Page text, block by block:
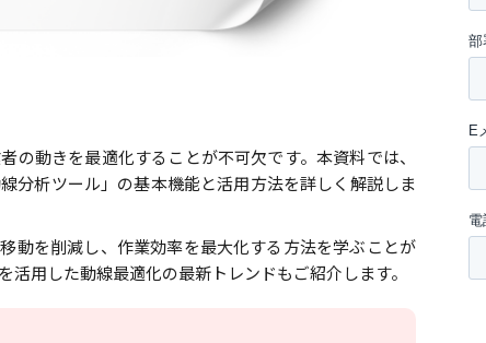
の動きを最適化することが不可欠です。本資料では、
分析ツール」の基本機能と活用方法を詳しく解説しま
動を削減し、作業効率を最大化する方法を学ぶことが
活用した動線最適化の最新トレンドもご紹介します。